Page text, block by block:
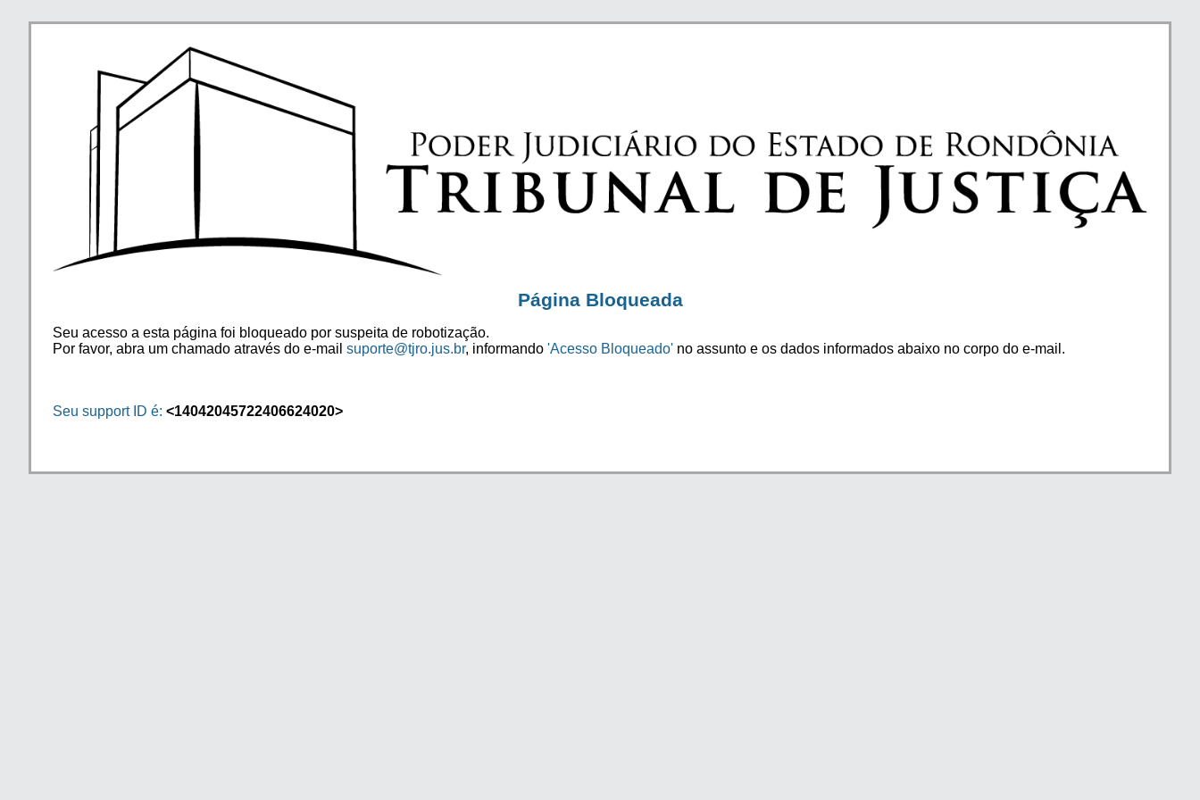
Página Bloqueada
Seu acesso a esta página foi bloqueado por suspeita de robotização.
Por favor, abra um chamado através do e-mail suporte@tjro.jus.br, informando 'Acesso Bloqueado' no assunto e os dados informados abaixo no corpo do e-mail.
Seu support ID é: <14042045722406624020>